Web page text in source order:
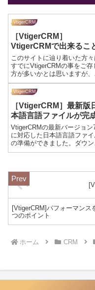
VtigerCRM
［VtigerCRM］
VtigerCRMで出来るこ
このサイトに辿り着いた方々
すでにVtigerCRMの事をご存
方が多いかとは思いますが、
回は初見の方向けに
機能をシステムメニューを元
整理していきたいと思います
ユーザー向け機能左メニュー
ジュール名内容メニュー内...
VtigerCRM
［VtigerCRM］最新版
本語言語ファイルが完
VtigerCRMの最新バージョン
に対応した日本語言語ファ
の準備ができました。ダウン
ードページより必要事項を
へ日本語言語ファイルのイン
トール方法ダウンロードが
する...
[VtigerCRM]パフォーマンス
つのポイント
ホーム CRM